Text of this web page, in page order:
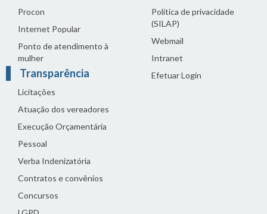
Procon
Internet Popular
Ponto de atendimento à
mulher
Transparência
Licitações
Atuação dos vereadores
Execução Orçamentária
Pessoal
Verba Indenizatória
Contratos e convênios
Concursos
Política de privacidade
(SILAP)
Webmail
Intranet
Efetuar Login